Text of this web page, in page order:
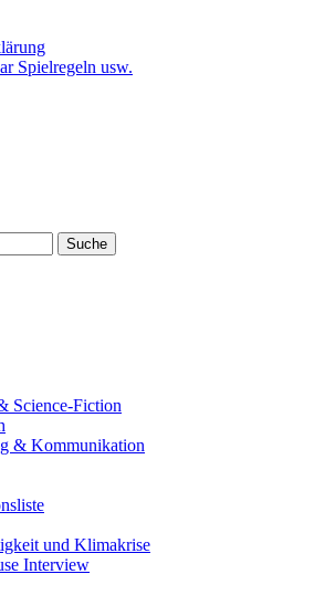
Spielregeln usw.
Science-Fiction
& Kommunikation
und Klimakrise
Interview